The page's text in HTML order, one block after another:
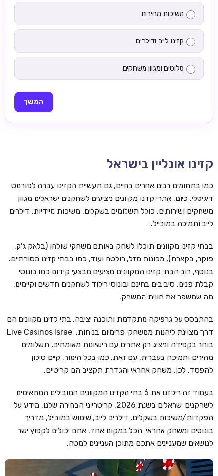
משיכות מהירות
קזינו לייב ודילרים
סלוטים ומגוון משחקים
המשך
קזינו אונליין בישראל
כמו בתחומים רבים אחרים בחיים, גם תעשיית הקזינו עברה לפורמט
דיגיטלי. כיום, אתרי קזינו מקוונים מציעים לשחקנים ישראלים מגוון
משחקים ושירותים, כולל תשלומים בשקלים, משיכות מיידיות, דילרים
לייב ותמיכה במובייל.
בבתי קזינו מקוונים תוכלו לשחק באותם משחקי שולחן (בלאק ג'ק,
פוקר, בקארה), מכונות מזל, רולטה ועוד, כמו בבתי קזינו מסורתיים.
בנוסף, רוב הבתי קזינו המקוונים מציעים מבצעי קידום כמו בונוסי
קבלת פנים, סיבובים בחינם ובונוסי רילוד לשחקנים חדשים וקיימים,
מה שמשפר את חווית המשחק.
בהתבסס על גרפיקה מתקדמת ותוכנה יציבה, בתי קזינו מקוונים הם
דרך מצוינת ליהנות ממשחקי פרימיום בנוחות. Live Casinos Israel
בוחר בקפידה ומציג רק אתרים עם רישיונות מאומתים, תשלומים
מהירים ותמיכה בעברית. עם זאת, כמו בכל הימור, קיים סיכון
להפסד. לכן, משחק אחראי והגדרת תקציב הם קריטיים.
בעמוד זה ריכזנו את 6 בתי הקזינו המקוונים המובילים המתאימים
לשחקנים ישראלים בשנת 2026, קריטריוני הבחירה שלנו, מידע על
הפקדות/משיכות בשקלים, דילרים לייב, שימוש במובייל, מדריך
בונוסים ומשחק אחראי, הכל במקום אחד. אתם יכולים לקפוץ ישר
לנושאים שמעניינים אתכם מתוכן העניינים למטה.